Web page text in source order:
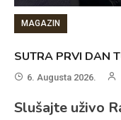
MAGAZIN
SUTRA PRVI DAN
6. Augusta 2026.
Slušajte uživo